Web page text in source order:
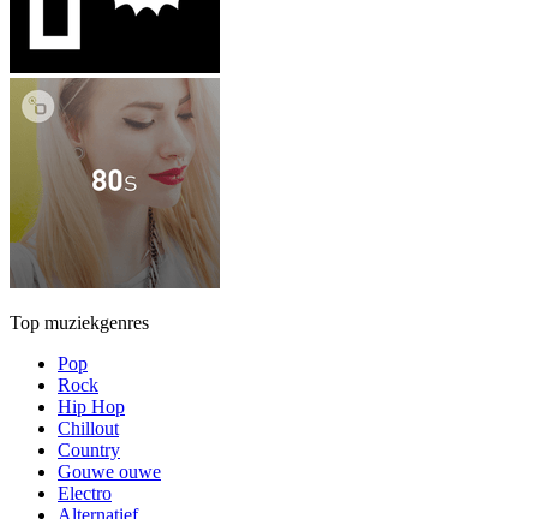
Top muziekgenres
Pop
Rock
Hip Hop
Chillout
Country
Gouwe ouwe
Electro